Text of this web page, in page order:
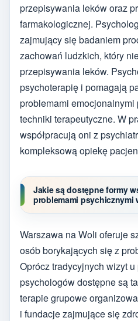
przepisywania leków oraz
farmakologicznej.
zajmujący się badaniem
zachowań ludzkich, który
przepisywania leków.
psychoterapię i pomagają
problemami
techniki terapeutyczne. W
współpracują oni z
kompleksową opiekę
Jakie są dostępne formy
problemami psychicznymi
Warszawa na Woli oferuje
osób borykających się z
Oprócz tradycyjnych wizyt
psychologów dostępne są
terapie grupowe
i fundacje zajmujące się